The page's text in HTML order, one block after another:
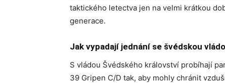
taktického letectva jen na velmi krátkou
generace.
Jak vypadají jednání se švédskou
S vládou Švédského království probíhají
39 Gripen C/D tak, aby mohly chránit